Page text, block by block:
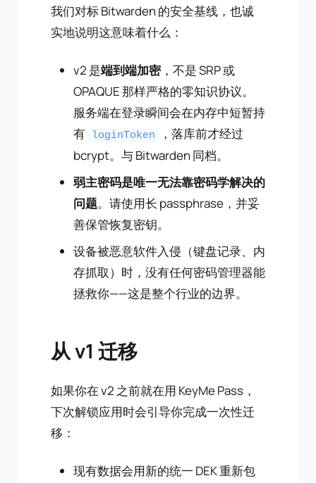
我们对标 Bitwarden 的安全基线，也诚
实地说明这意味着什么：
v2 是端到端加密，不是 SRP 或
OPAQUE 那样严格的零知识协议。
服务端在登录瞬间会在内存中短暂持
有
loginToken
，落库前才经过
bcrypt。与 Bitwarden 同档。
弱主密码是唯一无法靠密码学解决的
问题。请使用长 passphrase，并妥
善保管恢复密钥。
设备被恶意软件入侵（键盘记录、内
存抓取）时，没有任何密码管理器能
拯救你——这是整个行业的边界。
从 v1 迁移
如果你在 v2 之前就在用 KeyMe Pass，
下次解锁应用时会引导你完成一次性迁
移：
现有数据会用新的统一 DEK 重新包